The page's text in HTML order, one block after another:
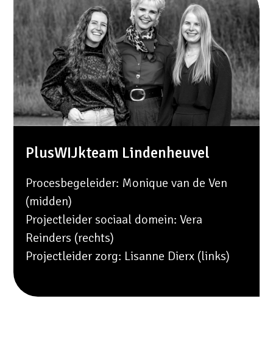
PlusWIJkteam Lindenheuvel
Procesbegeleider: Monique van de Ven
(midden)
Projectleider sociaal domein: Vera
Reinders (rechts)
Projectleider zorg: Lisanne Dierx (links)